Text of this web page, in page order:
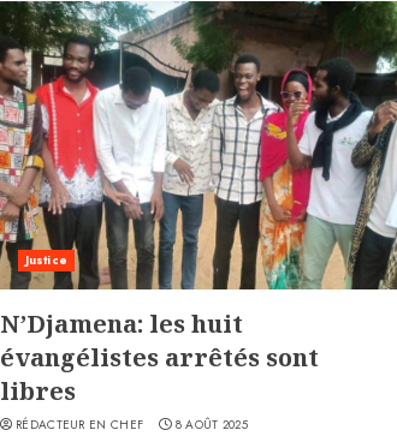
Justice
N’Djamena: les huit
évangélistes arrêtés sont
libres
RÉDACTEUR EN CHEF 8 AOÛT 2025